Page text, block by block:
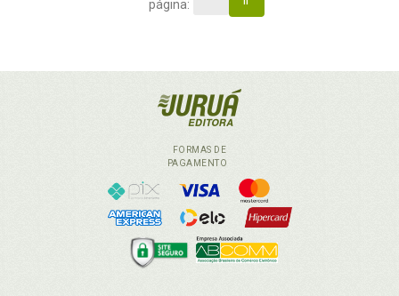
página:
FORMAS DE
PAGAMENTO